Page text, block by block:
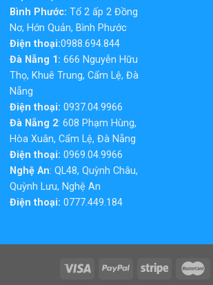
Bình Phước: Tổ 2 ấp 2 Đồng
Nơ, Hớn Quản, Bình Phước
Điện thoại:0988.694.844
Đà Nẵng 1: 666 Nguyễn Hữu
Thọ, Khuê Trung, Cẩm Lệ, Đà
Nẵng
Điện thoại: 0937.04.9966
Đà Nẵng 2: 608 Phạm Hùng,
Hòa Xuân, Cẩm Lệ, Đà Nẵng
Điện thoại: 0969.04.9966
Nghệ An: QL48, Quỳnh Châu,
Quỳnh Lưu, Nghệ An
Điện thoại: 0777.449.184